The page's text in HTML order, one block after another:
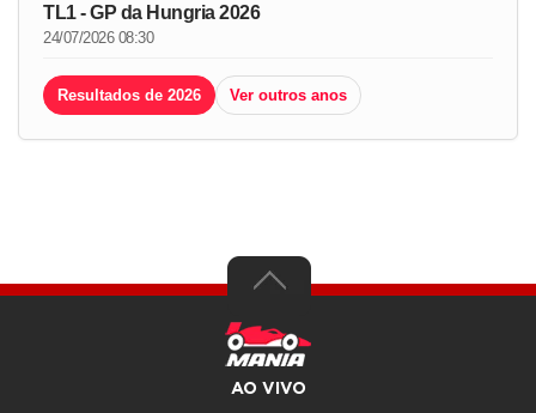
TL1 - GP da Hungria 2026
24/07/2026 08:30
Resultados de 2026 Ver outros anos
AO VIVO